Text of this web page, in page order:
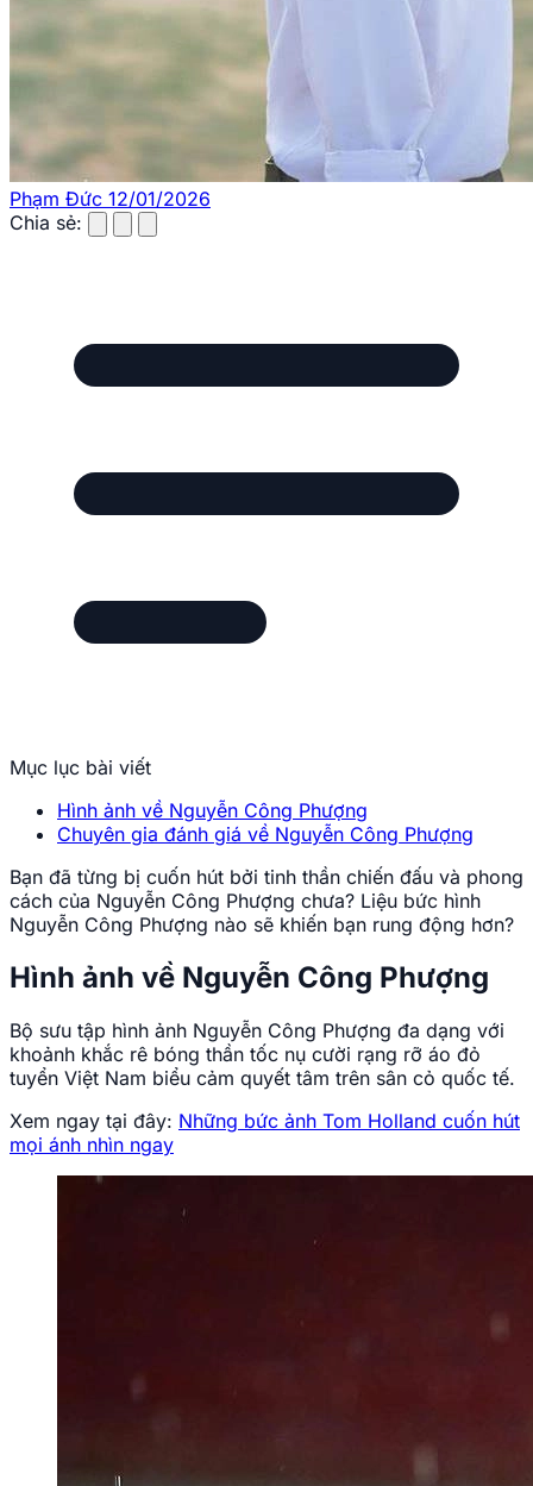
Phạm Đức 12/01/2026
Chia sẻ:
Mục lục bài viết
Hình ảnh về Nguyễn Công Phượng
Chuyên gia đánh giá về Nguyễn Công Phượng
Bạn đã từng bị cuốn hút bởi tinh thần chiến đấu và phong
cách của Nguyễn Công Phượng chưa? Liệu bức hình
Nguyễn Công Phượng nào sẽ khiến bạn rung động hơn?
Hình ảnh về Nguyễn Công Phượng
Bộ sưu tập hình ảnh Nguyễn Công Phượng đa dạng với
khoảnh khắc rê bóng thần tốc nụ cười rạng rỡ áo đỏ
tuyển Việt Nam biểu cảm quyết tâm trên sân cỏ quốc tế.
Xem ngay tại đây: Những bức ảnh Tom Holland cuốn hút
mọi ánh nhìn ngay